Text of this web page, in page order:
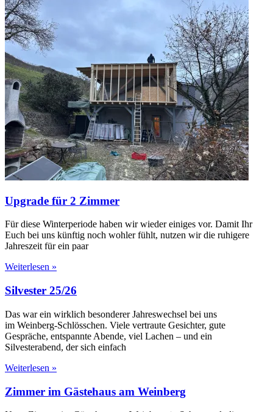
Upgrade für 2 Zimmer
Für diese Winterperiode haben wir wieder einiges vor. Damit Ihr
Euch bei uns künftig noch wohler fühlt, nutzen wir die ruhigere
Jahreszeit für ein paar
Weiterlesen »
Silvester 25/26
Das war ein wirklich besonderer Jahreswechsel bei uns
im Weinberg-Schlösschen. Viele vertraute Gesichter, gute
Gespräche, entspannte Abende, viel Lachen – und ein
Silvesterabend, der sich einfach
Weiterlesen »
Zimmer im Gästehaus am Weinberg